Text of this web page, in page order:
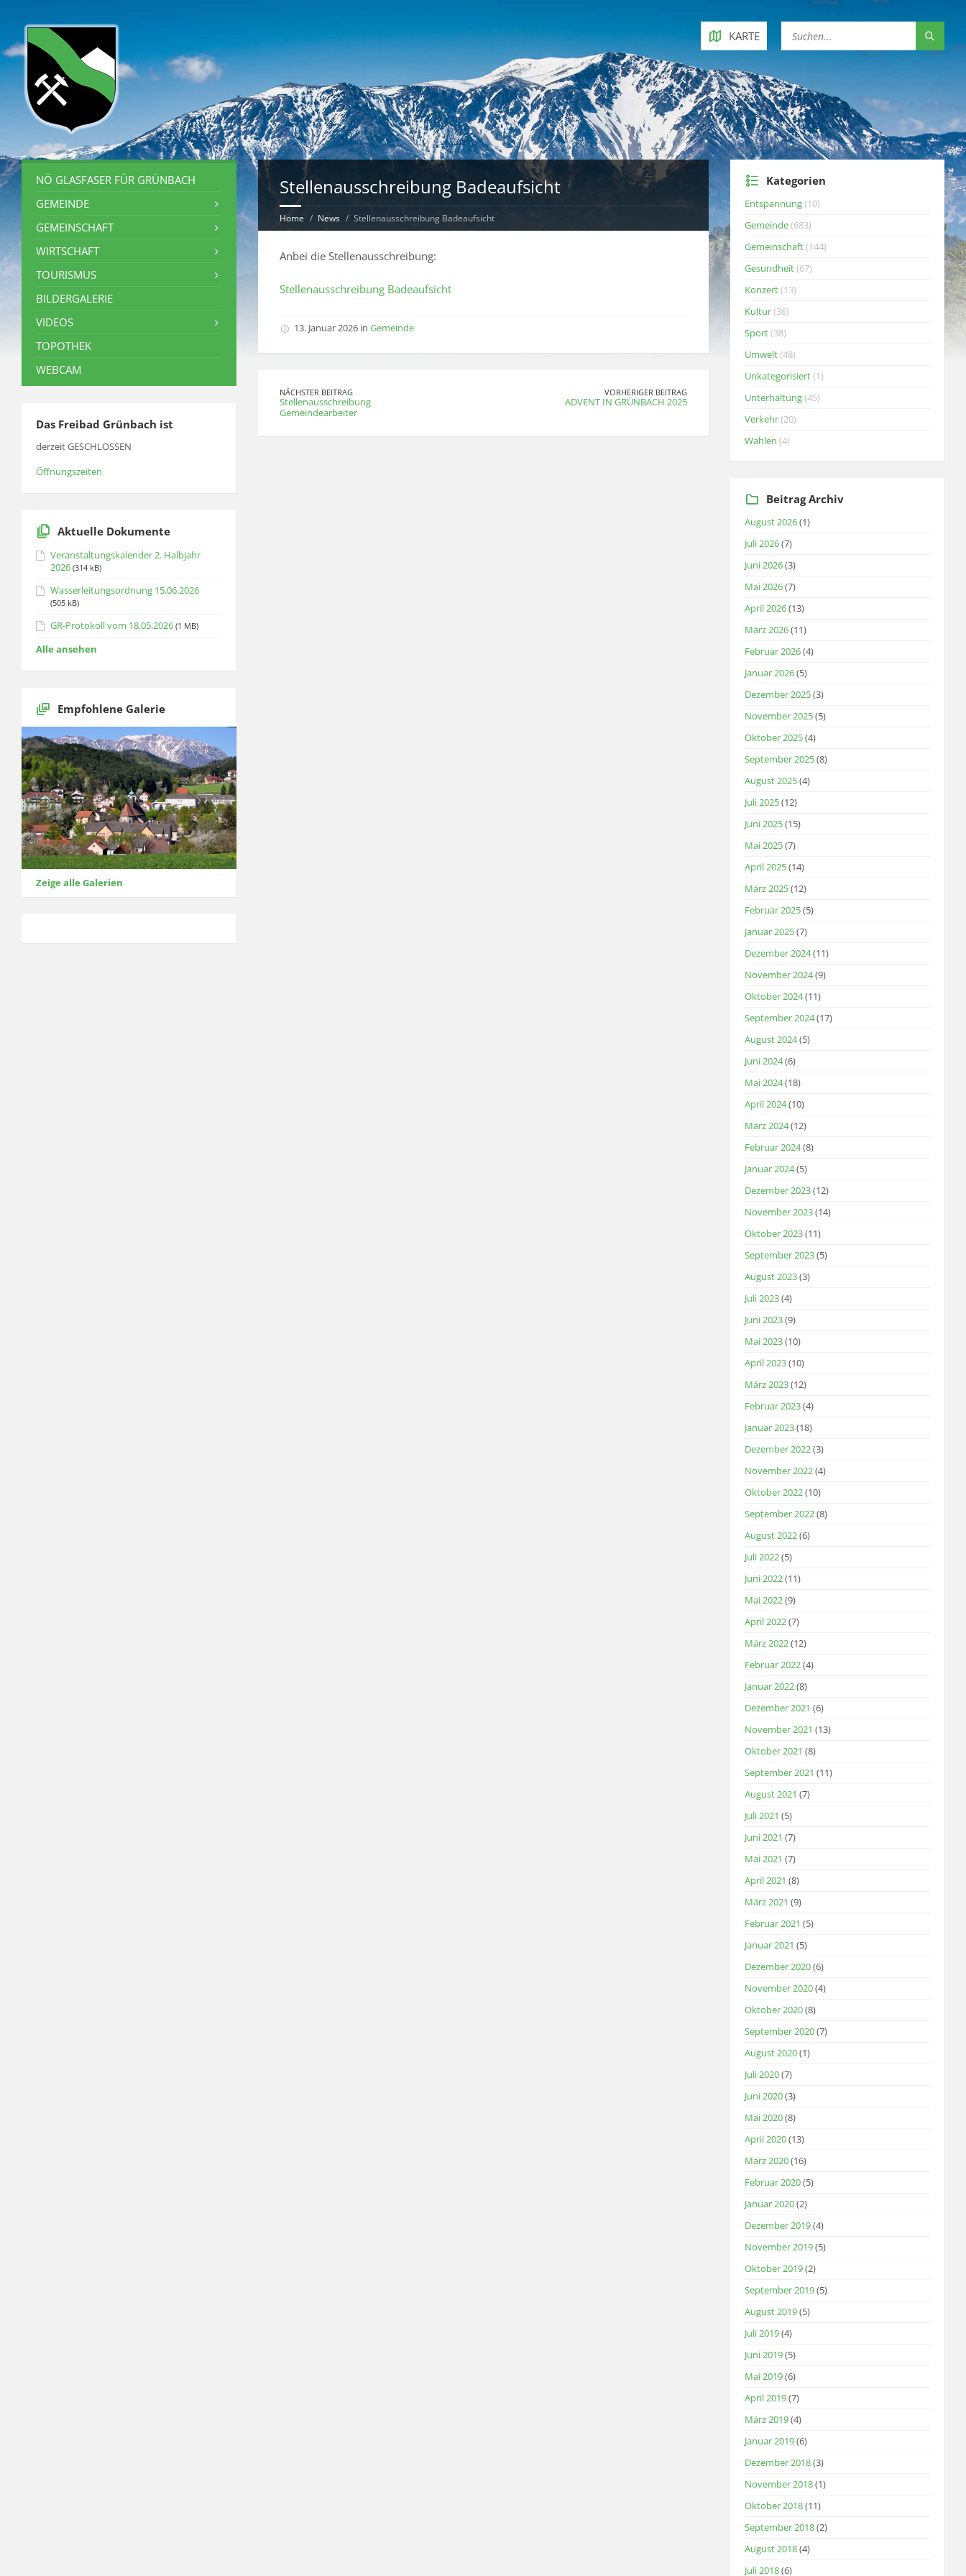
KARTE
Stellenausschreibung Badeaufsicht
Home News Stellenausschreibung Badeaufsicht
Anbei die Stellenausschreibung:
Stellenausschreibung Badeaufsicht
13. Januar 2026 in Gemeinde
NÄCHSTER BEITRAG
Stellenausschreibung
Gemeindearbeiter
VORHERIGER BEITRAG
ADVENT IN GRÜNBACH 2025
NÖ GLASFASER FÜR GRÜNBACH
GEMEINDE
GEMEINSCHAFT
WIRTSCHAFT
TOURISMUS
BILDERGALERIE
VIDEOS
TOPOTHEK
WEBCAM
Das Freibad Grünbach ist
derzeit GESCHLOSSEN
Öffnungszeiten
Aktuelle Dokumente
Veranstaltungskalender 2. Halbjahr
2026 (314 kB)
Wasserleitungsordnung 15.06.2026
(505 kB)
GR-Protokoll vom 18.05.2026 (1 MB)
Alle ansehen
Empfohlene Galerie
Zeige alle Galerien
Kategorien
Entspannung(10)
Gemeinde(683)
Gemeinschaft(144)
Gesundheit(67)
Konzert(13)
Kultur(36)
Sport(38)
Umwelt(48)
Unkategorisiert(1)
Unterhaltung(45)
Verkehr(20)
Wahlen (4)
Beitrag Archiv
August 2026(1)
Juli 2026(7)
Juni 2026(3)
Mai 2026(7)
April 2026(13)
März 2026(11)
Februar 2026(4)
Januar 2026(5)
Dezember 2025(3)
November 2025(5)
Oktober 2025(4)
September 2025(8)
August 2025(4)
Juli 2025(12)
Juni 2025(15)
Mai 2025(7)
April 2025(14)
März 2025(12)
Februar 2025(5)
Januar 2025(7)
Dezember 2024(11)
November 2024(9)
Oktober 2024(11)
September 2024(17)
August 2024(5)
Juni 2024(6)
Mai 2024(18)
April 2024(10)
März 2024(12)
Februar 2024(8)
Januar 2024(5)
Dezember 2023(12)
November 2023(14)
Oktober 2023(11)
September 2023(5)
August 2023(3)
Juli 2023(4)
Juni 2023(9)
Mai 2023(10)
April 2023(10)
März 2023(12)
Februar 2023(4)
Januar 2023(18)
Dezember 2022(3)
November 2022(4)
Oktober 2022(10)
September 2022(8)
August 2022(6)
Juli 2022(5)
Juni 2022(11)
Mai 2022(9)
April 2022(7)
März 2022(12)
Februar 2022(4)
Januar 2022(8)
Dezember 2021 (6)
November 2021 (13)
Oktober 2021 (8)
September 2021 (11)
August 2021 (7)
Juli 2021 (5)
Juni 2021 (7)
Mai 2021 (7)
April 2021 (8)
März 2021 (9)
Februar 2021 (5)
Januar 2021 (5)
Dezember 2020(6)
November 2020(4)
Oktober 2020(8)
September 2020(7)
August 2020(1)
Juli 2020(7)
Juni 2020(3)
Mai 2020(8)
April 2020(13)
März 2020(16)
Februar 2020(5)
Januar 2020(2)
Dezember 2019(4)
November 2019(5)
Oktober 2019(2)
September 2019(5)
August 2019(5)
Juli 2019(4)
Juni 2019(5)
Mai 2019(6)
April 2019(7)
März 2019(4)
Januar 2019(6)
Dezember 2018(3)
November 2018(1)
Oktober 2018(11)
September 2018(2)
August 2018(4)
Juli 2018(6)